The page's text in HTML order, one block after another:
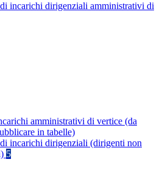
incarichi dirigenziali amministrativi di
amministrativi di vertice (da
in tabelle)
incarichi dirigenziali (dirigenti non
5